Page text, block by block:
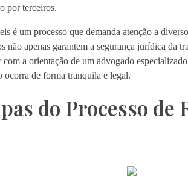
por terceiros.
é um processo que demanda atenção a
não apenas garantem a segurança jurídica da
a orientação de um advogado
ocorra de forma tranquila e legal.
do Processo de